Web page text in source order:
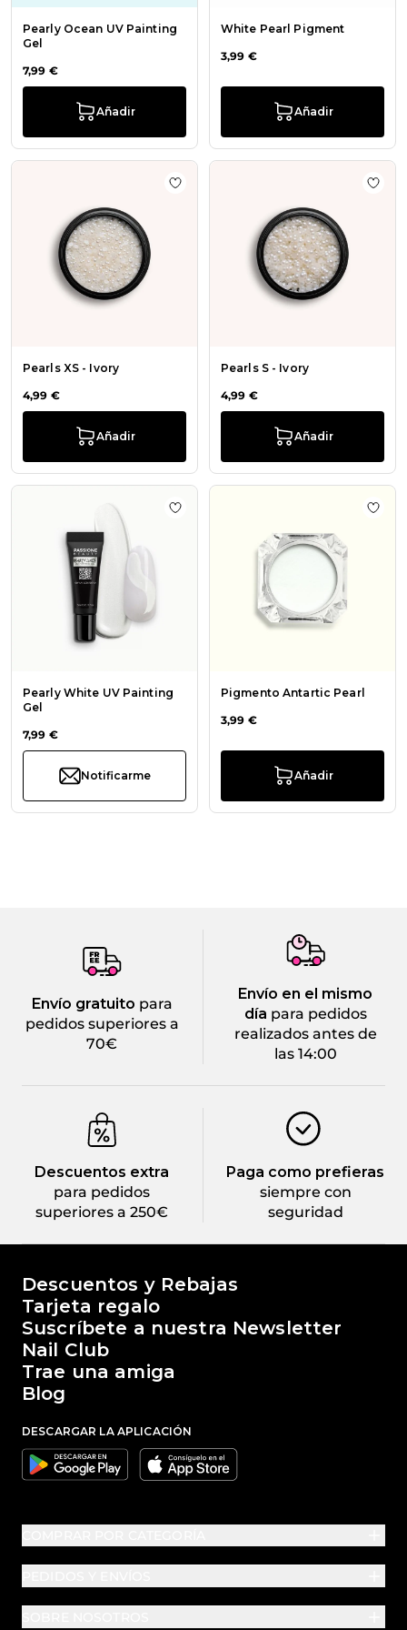
Pearly Ocean UV Painting
Gel
7,99 €
Añadir
White Pearl Pigment
3,99 €
Añadir
Pearls XS - Ivory
4,99 €
Añadir
Añadir a la lista de deseos Pearls
Pearls S - Ivory
4,99 €
Añadir
Pearly White UV Painting
Gel
7,99 €
Notificarme
Añadir a la lista de deseos Pearly
Pigmento Antartic Pearl
3,99 €
Añadir
Envío gratuito para
pedidos superiores a
70€
Envío en el mismo
día para pedidos
realizados antes de
las 14:00
Descuentos extra
para pedidos
superiores a 250€
Paga como prefieras
siempre con
seguridad
El mundo de Passione Beauty
Descuentos y Rebajas
Tarjeta regalo
Suscríbete a nuestra Newsletter
Nail Club
Trae una amiga
Blog
DESCARGAR LA APLICACIÓN
Google Apple